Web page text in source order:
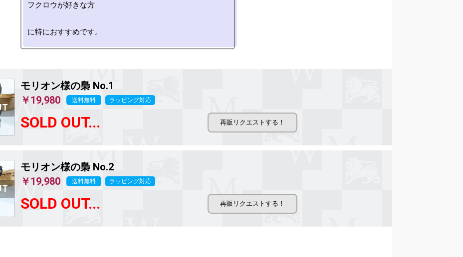
フクロウが好きな方
モリオン様の梟 No.1
￥19,980
送料無料 ラッピング対応
SOLD OUT...
モリオン様の梟 No.2
￥19,980
送料無料 ラッピング対応
SOLD OUT...